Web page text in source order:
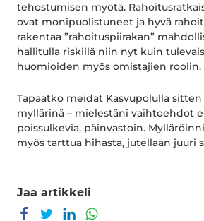
tehostumisen myötä.
ovat monipuolistuneet ja hyvä
rakentaa ”rahoituspiirakan”
hallitulla riskillä niin nyt kuin
huomioiden myös omistajien roolin.
Tapaatko meidät Kasvupolulla
myllärinä – mielestäni vaihtoehdot
poissulkevia, päinvastoin.
myös tarttua hihasta, jutellaan juuri
Jaa artikkeli
Jaa Facebookissa
Jaa TwitterissäJaa LinkedInissä